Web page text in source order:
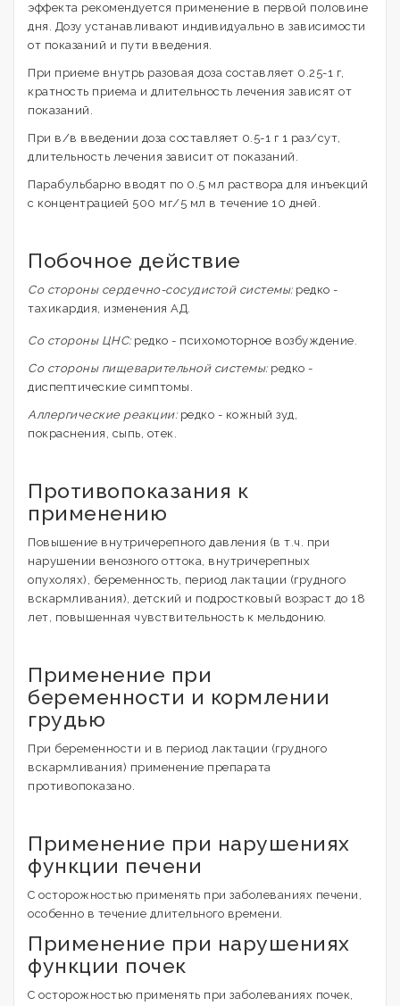
эффекта рекомендуется применение в первой половине
дня. Дозу устанавливают индивидуально в зависимости
от показаний и пути введения.
При приеме внутрь разовая доза составляет 0.25-1 г,
кратность приема и длительность лечения зависят от
показаний.
При в/в введении доза составляет 0.5-1 г 1 раз/сут,
длительность лечения зависит от показаний.
Парабульбарно вводят по 0.5 мл раствора для инъекций
с концентрацией 500 мг/5 мл в течение 10 дней.
Побочное действие
Со стороны сердечно-сосудистой системы:редко -
тахикардия, изменения АД.
Со стороны ЦНС:редко - психомоторное возбуждение.
Со стороны пищеварительной системы:редко -
диспептические симптомы.
Аллергические реакции:редко - кожный зуд,
покраснения, сыпь, отек.
Противопоказания к
применению
Повышение внутричерепного давления (в т.ч. при
нарушении венозного оттока, внутричерепных
опухолях), беременность, период лактации (грудного
вскармливания), детский и подростковый возраст до 18
лет, повышенная чувствительность к мельдонию.
Применение при
беременности и кормлении
грудью
При беременности и в период лактации (грудного
вскармливания) применение препарата
противопоказано.
Применение при нарушениях
функции печени
С осторожностью применять при заболеваниях печени,
особенно в течение длительного времени.
Применение при нарушениях
функции почек
С осторожностью применять при заболеваниях почек,